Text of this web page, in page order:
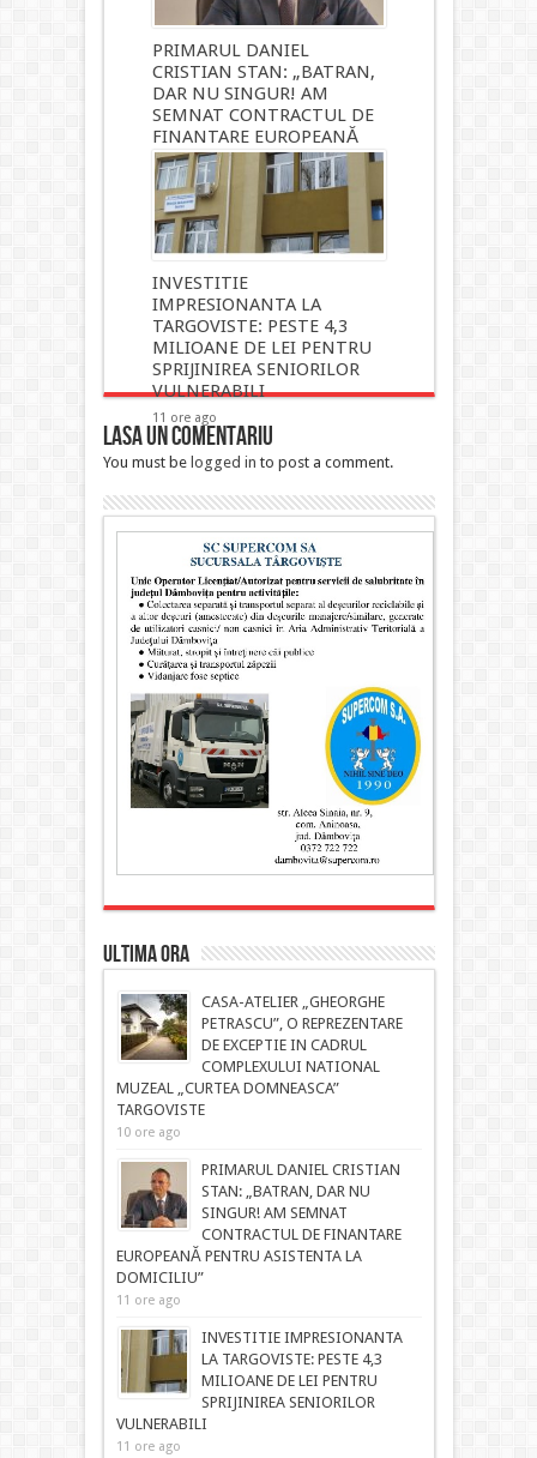
PRIMARUL DANIEL
CRISTIAN STAN: „BATRAN,
DAR NU SINGUR! AM
SEMNAT CONTRACTUL DE
FINANTARE EUROPEANĂ
PENTRU ASISTENTA LA
DOMICILIU”
11 ore ago
INVESTITIE
IMPRESIONANTA LA
TARGOVISTE: PESTE 4,3
MILIOANE DE LEI PENTRU
SPRIJINIREA SENIORILOR
VULNERABILI
11 ore ago
Lasa un comentariu
You must be logged in to post a comment.
ULTIMA ORA
CASA-ATELIER „GHEORGHE
PETRASCU”, O REPREZENTARE
DE EXCEPTIE IN CADRUL
COMPLEXULUI NATIONAL
MUZEAL „CURTEA DOMNEASCA”
TARGOVISTE
10 ore ago
PRIMARUL DANIEL CRISTIAN
STAN: „BATRAN, DAR NU
SINGUR! AM SEMNAT
CONTRACTUL DE FINANTARE
EUROPEANĂ PENTRU ASISTENTA LA
DOMICILIU”
11 ore ago
INVESTITIE IMPRESIONANTA
LA TARGOVISTE: PESTE 4,3
MILIOANE DE LEI PENTRU
SPRIJINIREA SENIORILOR
VULNERABILI
11 ore ago